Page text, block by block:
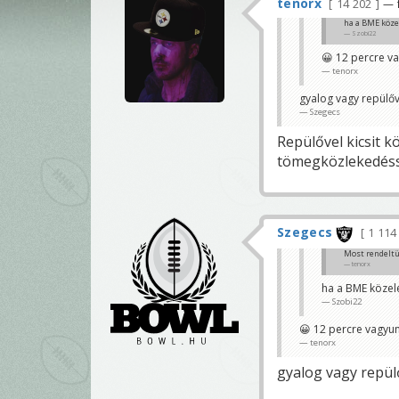
14 202 —
ha a BME
Szobi22
😀 12 percre
tenorx
gyalog vagy
Szegecs
Repülővel kicsit
Szegecs 1 114
Most
tenorx
ha a BME
Szobi22
😀 12 percre
tenorx
gyalog vagy